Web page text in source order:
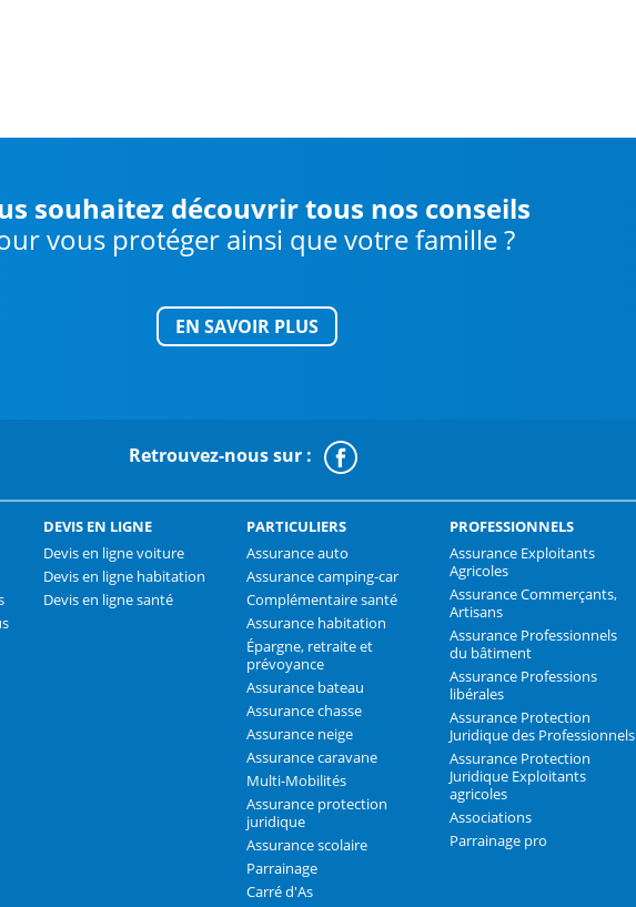
souhaitez découvrir tous nos conseils
vous protéger ainsi que votre famille ?
EN SAVOIR PLUS
Retrouvez-nous sur : Facebook
DEVIS EN LIGNE
Devis en ligne voiture
Devis en ligne habitation
Devis en ligne santé
PARTICULIERS
Assurance auto
Assurance camping-car
Complémentaire santé
Assurance habitation
Épargne, retraite et
prévoyance
Assurance bateau
Assurance chasse
Assurance neige
Assurance caravane
Multi-Mobilités
Assurance protection
juridique
Assurance scolaire
Parrainage
Carré d'As
PROFESSIONNELS
Assurance Exploitants
Agricoles
Assurance Commerçants,
Artisans
Assurance Professionnels
du bâtiment
Assurance Professions
libérales
Assurance Protection
Juridique des Professionnels
Assurance Protection
Juridique Exploitants
agricoles
Associations
Parrainage pro